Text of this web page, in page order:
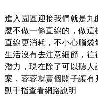
進入園區迎接我們就是
麼不做一條直線的，做
直線更消耗，不小心腦
生活沒有去注意細節，
潛力，現在除了可以聽
案，蓉蓉就賣個關子讓有
動手指查看網路說明